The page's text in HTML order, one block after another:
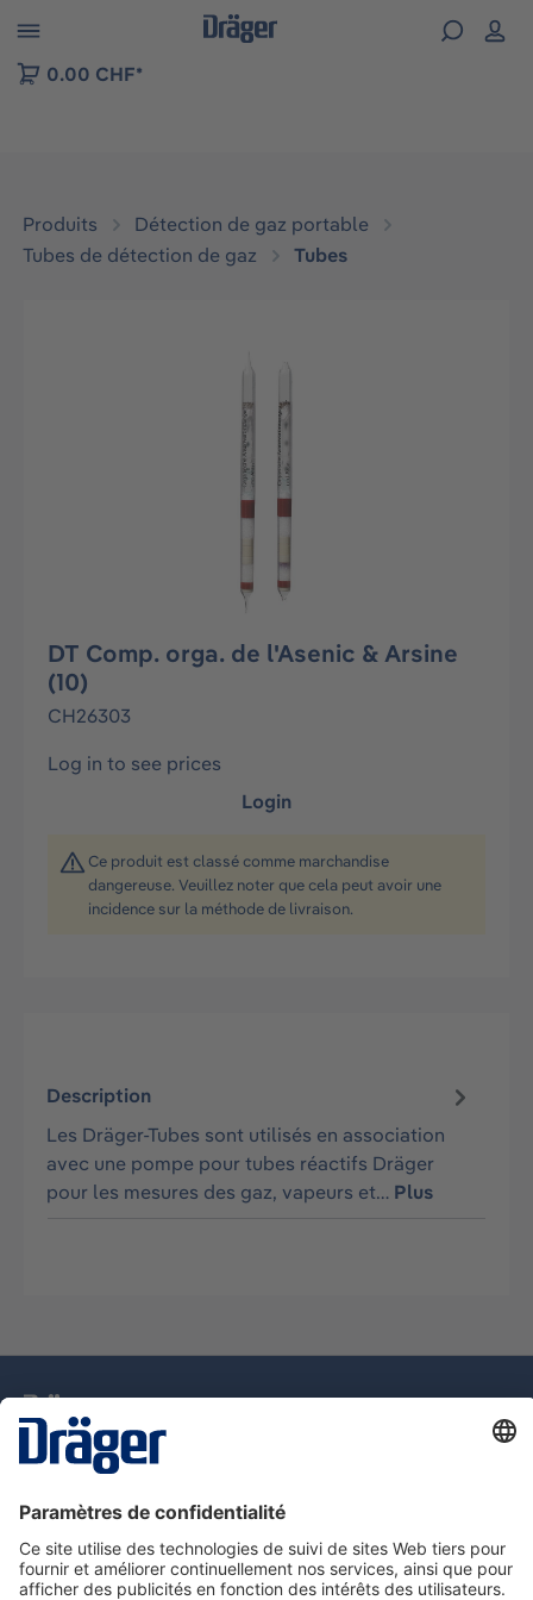
to B2B platform navigation
0.00 CHF*
Produits
Détection de gaz portable
Tubes de détection de gaz
Tubes
DT Comp. orga. de l'Asenic & Arsine
(10)
CH26303
Log in to see prices
Login
Ce produit est classé comme marchandise
dangereuse. Veuillez noter que cela peut avoir une
incidence sur la méthode de livraison.
Description
Les Dräger-Tubes sont utilisés en association
avec une pompe pour tubes réactifs Dräger
pour les mesures des gaz, vapeurs et… Plus
pour la vie
Assistance téléphonique
A propos de Dräger